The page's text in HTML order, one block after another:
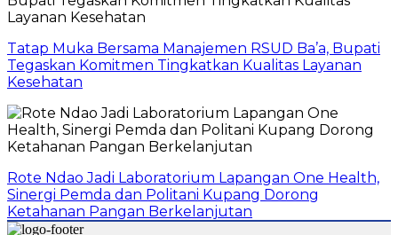
Tatap Muka Bersama Manajemen RSUD Ba’a, Bupati
Tegaskan Komitmen Tingkatkan Kualitas Layanan
Kesehatan
Rote Ndao Jadi Laboratorium Lapangan One Health,
Sinergi Pemda dan Politani Kupang Dorong
Ketahanan Pangan Berkelanjutan